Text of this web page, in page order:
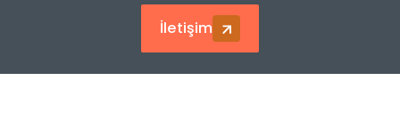
İletişim